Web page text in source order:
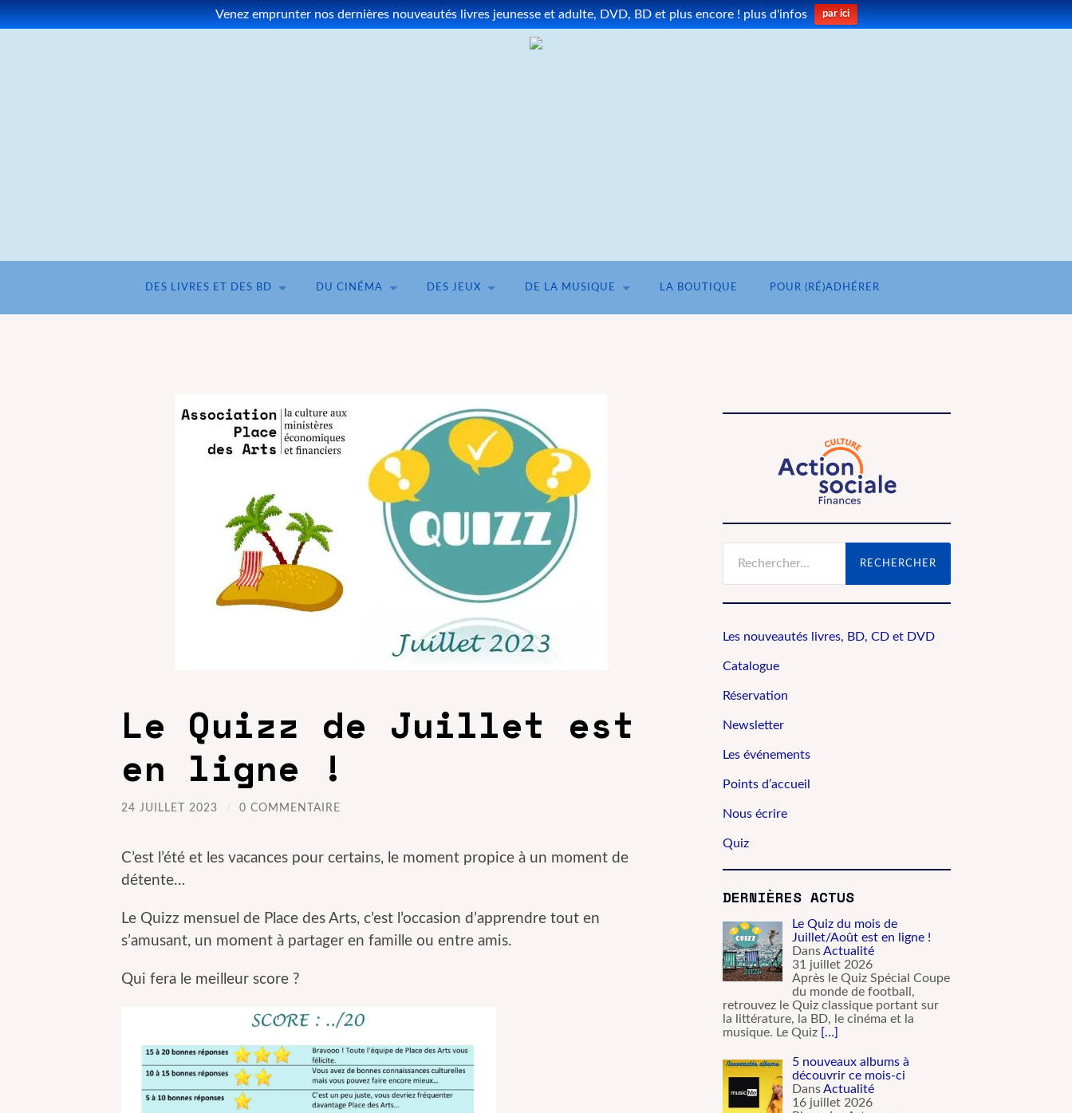
Venez emprunter nos dernières nouveautés livres jeunesse et adulte, DVD, BD et plus encore ! plus d'infos par ici
DES LIVRES ET DES BD DU CINÉMA DES JEUX DE LA MUSIQUE LA BOUTIQUE POUR (RÉ)ADHÉRER
Le Quizz de Juillet est
en ligne !
24 JUILLET 2023 / 0 COMMENTAIRE
C’est l’été et les vacances pour certains, le moment propice à un moment de
détente…
Le Quizz mensuel de Place des Arts, c’est l’occasion d’apprendre tout en
s’amusant, un moment à partager en famille ou entre amis.
Qui fera le meilleur score ?
Les nouveautés livres, BD, CD et DVD
Catalogue
Réservation
Newsletter
Les événements
Points d’accueil
Nous écrire
Quiz
DERNIÈRES ACTUS
Le Quiz du mois de
Juillet/Août est en ligne !
DansActualité
31 juillet 2026
Après le Quiz Spécial Coupe
du monde de football,
retrouvez le Quiz classique portant sur
la littérature, la BD, le cinéma et la
musique. Le Quiz […]
5 nouveaux albums à
découvrir ce mois-ci
DansActualité
16 juillet 2026